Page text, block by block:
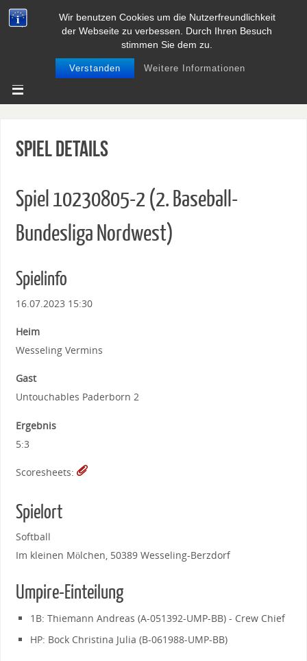
Wir benutzen Cookies um die Nutzerfreundlichkeit
der Webseite zu verbessen. Durch Ihren Besuch
stimmen Sie dem zu.
Verstanden Weitere Informationen
BASEBALL UND SOFTBALL IN
NIEDERSACHSEN
Spiel Details
Spiel 10230805-2 (2. Baseball-
Bundesliga Nordwest)
Spielinfo
16.07.2023 15:30
Heim
Wesseling Vermins
Gast
Untouchables Paderborn 2
Ergebnis
5:3
Scoresheets:
Spielort
Softball
Im kleinen Mölchen, 50389 Wesseling-Berzdorf
Umpire-Einteilung
1B: Thiemann Andreas (A-051392-UMP-BB) - Crew Chief
HP: Bock Christina Julia (B-061988-UMP-BB)